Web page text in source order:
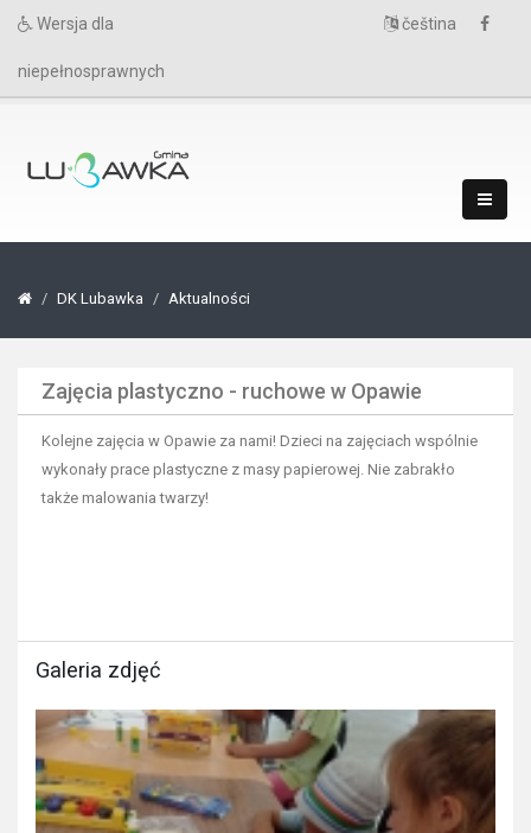
Wersja dla
niepełnosprawnych
čeština
DK Lubawka Aktualności
Zajęcia plastyczno - ruchowe w Opawie
Kolejne zajęcia w Opawie za nami! Dzieci na zajęciach wspólnie
wykonały prace plastyczne z masy papierowej. Nie zabrakło
także malowania twarzy!
Galeria zdjęć